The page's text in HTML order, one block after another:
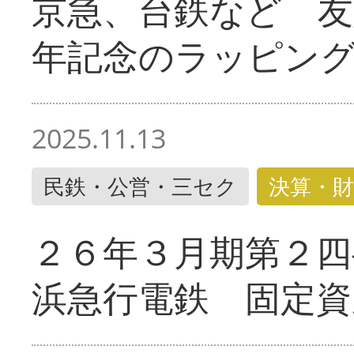
京急、台鉄など
年記念のラッピン
2025.11.13
民鉄・公営・三セク 決算・
２６年３月期第２
浜急行電鉄 固定